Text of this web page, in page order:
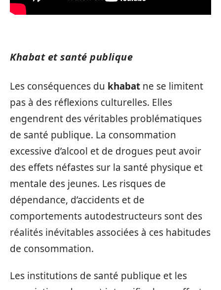
Khabat et santé publique
Les conséquences du khabat ne se limitent
pas à des réflexions culturelles. Elles
engendrent des véritables problématiques
de santé publique. La consommation
excessive d’alcool et de drogues peut avoir
des effets néfastes sur la santé physique et
mentale des jeunes. Les risques de
dépendance, d’accidents et de
comportements autodestructeurs sont des
réalités inévitables associées à ces habitudes
de consommation.
Les institutions de santé publique et les